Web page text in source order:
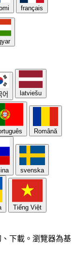
français
어 latviešu
Română
svenska
Tiếng Việt
下載。瀏覽器為基